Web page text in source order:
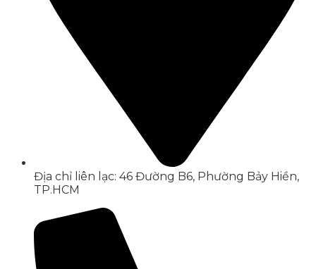
Địa chỉ liên lạc: 46 Đường B6, Phường Bảy Hiền,
TP.HCM